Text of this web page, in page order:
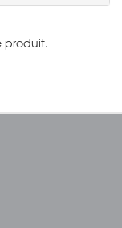
produit.